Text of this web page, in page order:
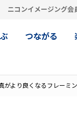
ニコンイメージング会
つながる
がより良くなるフレーミ